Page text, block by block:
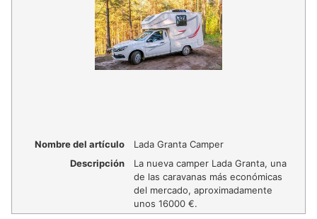
Nombre del artículo
Lada Granta Camper
Descripción
La nueva camper Lada Granta, una
de las caravanas más económicas
del mercado, aproximadamente
unos 16000 €.